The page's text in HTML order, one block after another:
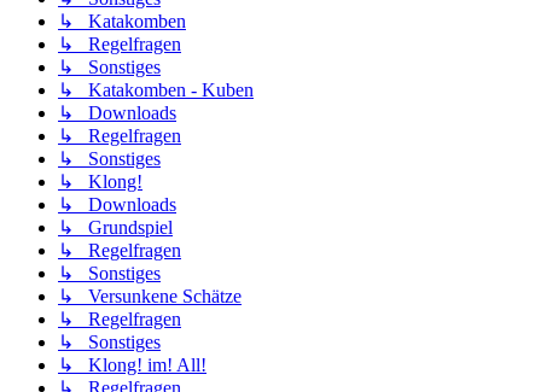
↳ Katakomben
↳ Regelfragen
↳ Sonstiges
↳ Katakomben - Kuben
↳ Downloads
↳ Regelfragen
↳ Sonstiges
↳ Klong!
↳ Downloads
↳ Grundspiel
↳ Regelfragen
↳ Sonstiges
↳ Versunkene Schätze
↳ Regelfragen
↳ Sonstiges
↳ Klong! im! All!